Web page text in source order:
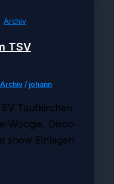
Archiv
TSV
Archiv/ johann
Taufkirchen
Woogie, Disco-
show Einlagen